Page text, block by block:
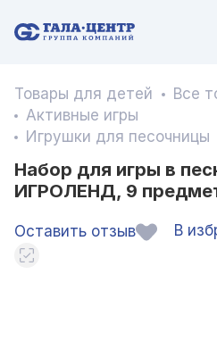
Товары для детей
Все
Активные игры
Игрушки для песочницы
Набор для игры в
ИГРОЛЕНД, 9
Оставить отзыв В